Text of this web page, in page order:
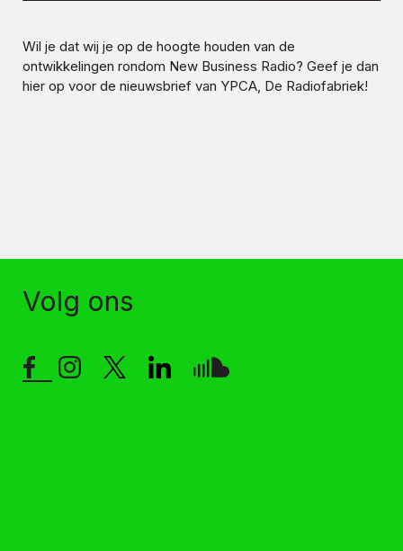
Wil je dat wij je op de hoogte houden van de
ontwikkelingen rondom New Business Radio? Geef je dan
hier op voor de nieuwsbrief van YPCA, De Radiofabriek!
Volg ons